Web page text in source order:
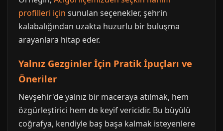
profilleri için sunulan seçenekler, şehrin
kalabalığından uzakta huzurlu bir buluşma
arayanlara hitap eder.
Yalnız Gezginler İçin Pratik İpuçları ve
Öneriler
Nevşehir'de yalnız bir maceraya atılmak, hem
özgürleştirici hem de keyif vericidir. Bu büyülü
coğrafya, kendiyle baş başa kalmak isteyenlere